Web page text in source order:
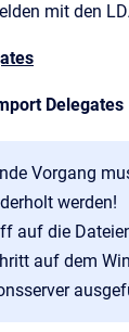
mit den
Delegates
Vorgang
werden!
auf die
auf dem